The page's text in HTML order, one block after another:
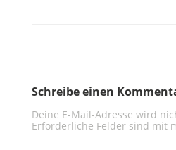
Schreibe einen
Deine E-Mail-Adresse wird
Erforderliche Felder sind mit